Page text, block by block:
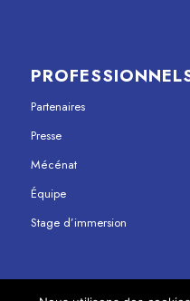
Partenaires
Presse
Mécénat
Équipe
Stage d’immersion